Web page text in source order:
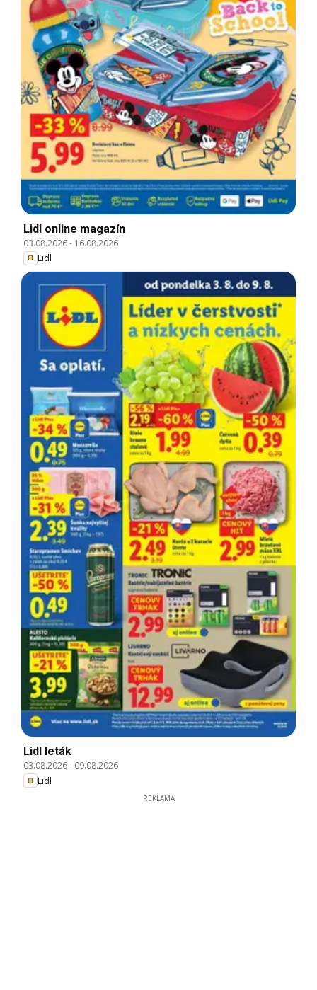
Lidl online magazín
03.08.2026- 16.08.2026
Lidl
Lidl leták
03.08.2026- 09.08.2026
Lidl
REKLAMA